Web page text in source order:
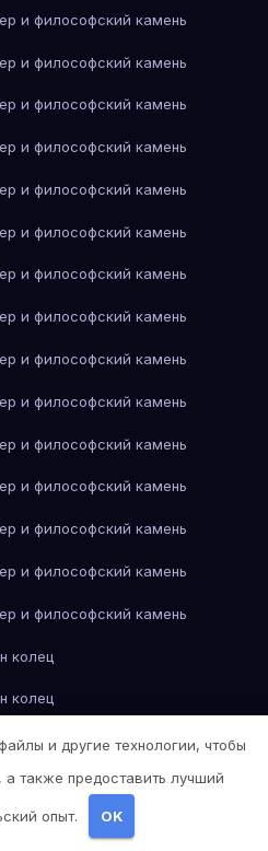
и философский камень
и философский камень
и философский камень
и философский камень
и философский камень
и философский камень
и философский камень
и философский камень
и философский камень
и философский камень
и философский камень
и философский камень
и философский камень
и философский камень
и философский камень
колец
колец
колец
колец
колец
и другие технологии, чтобы
также предоставить лучший
опыт. OK